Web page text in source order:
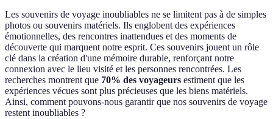
Les souvenirs de voyage inoubliables ne se limitent pas à de simples
photos ou souvenirs matériels. Ils englobent des expériences
émotionnelles, des rencontres inattendues et des moments de
découverte qui marquent notre esprit. Ces souvenirs jouent un rôle
clé dans la création d'une mémoire durable, renforçant notre
connexion avec le lieu visité et les personnes rencontrées. Les
recherches montrent que 70% des voyageurs estiment que les
expériences vécues sont plus précieuses que les biens matériels.
Ainsi, comment pouvons-nous garantir que nos souvenirs de voyage
restent inoubliables ?